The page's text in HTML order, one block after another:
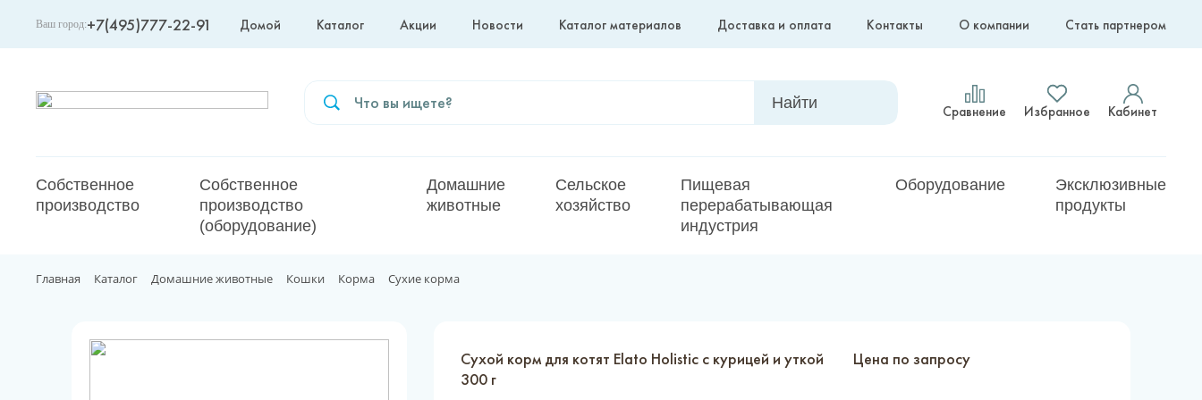
Ваш город:+7(495)777-22-91 Домой Каталог Акции Новости Каталог материалов Доставка и оплата Контакты О компании Стать партнером
Москва Сравнение Избранное Кабинет
Собственное
производство
Собственное
производство
(оборудование)
Домашние
животные
Сельское
хозяйство
Пищевая
перерабатывающая
индустрия
Оборудование
Эксклюзивные
продукты
Главная Каталог Домашние животные Кошки Корма Сухие корма
Сухой корм для котят Elato Holistic с курицей и уткой
300 г
Цена по запросу